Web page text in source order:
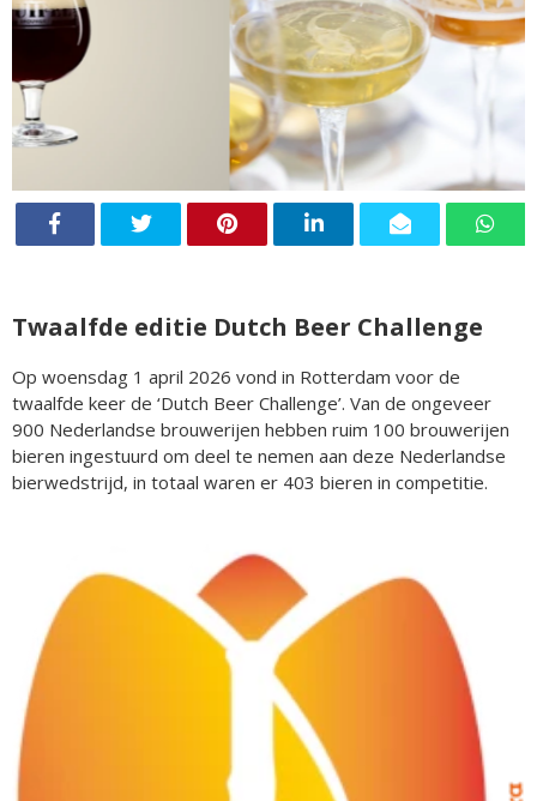
Twaalfde editie Dutch Beer Challenge
Op woensdag 1 april 2026 vond in Rotterdam voor de
twaalfde keer de ‘Dutch Beer Challenge’. Van de ongeveer
900 Nederlandse brouwerijen hebben ruim 100 brouwerijen
bieren ingestuurd om deel te nemen aan deze Nederlandse
bierwedstrijd, in totaal waren er 403 bieren in competitie.